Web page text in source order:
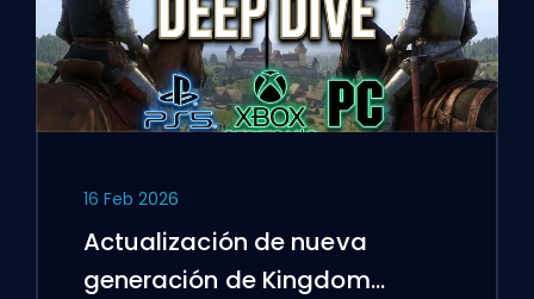
16 Feb 2026
Actualización de nueva
generación de Kingdom